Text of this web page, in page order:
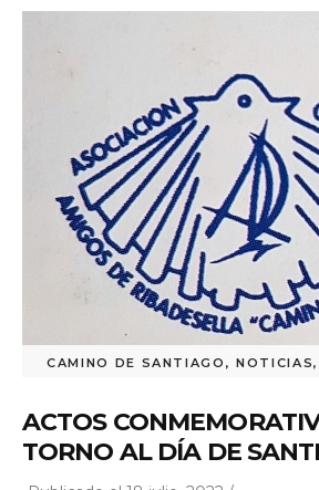
CAMINO DE SANTIAGO ,NOTICIAS,
ACTOS
TORNO AL DÍA DE